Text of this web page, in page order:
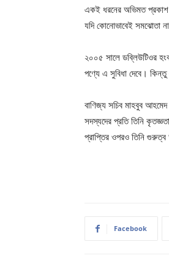
একই ধরনের অভিমত প্রকাশ
যদি কোনোভাবেই সমঝোতা
২০০৫ সালে ডবি্লউটিওর
পণ্যে এ সুবিধা দেবে। কিন্তু
বাণিজ্য সচিব মাহবুব
সদস্যদের প্রতি তিনি
প্রাপ্তির ওপরও তিনি
Facebook